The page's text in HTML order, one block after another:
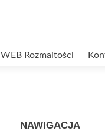
WEB Rozmaitości
NAWIGACJA